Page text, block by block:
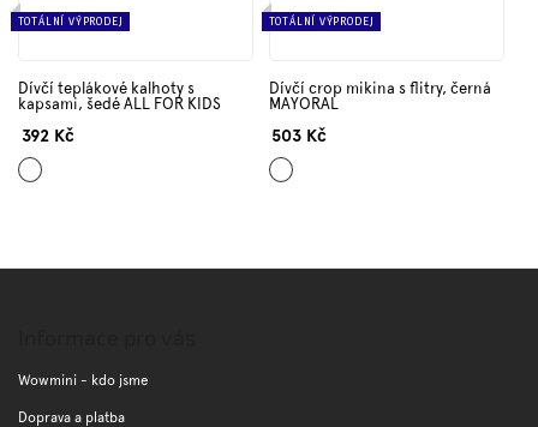
TOTÁLNÍ VÝPRODEJ
Dívčí teplákové kalhoty s
kapsami, šedé ALL FOR KIDS
392 Kč
Šedá
TOTÁLNÍ VÝPRODEJ
Dívčí crop mikina s flitry, černá
MAYORAL
503 Kč
Černá
Wowmini - kdo jsme
Doprava a platba